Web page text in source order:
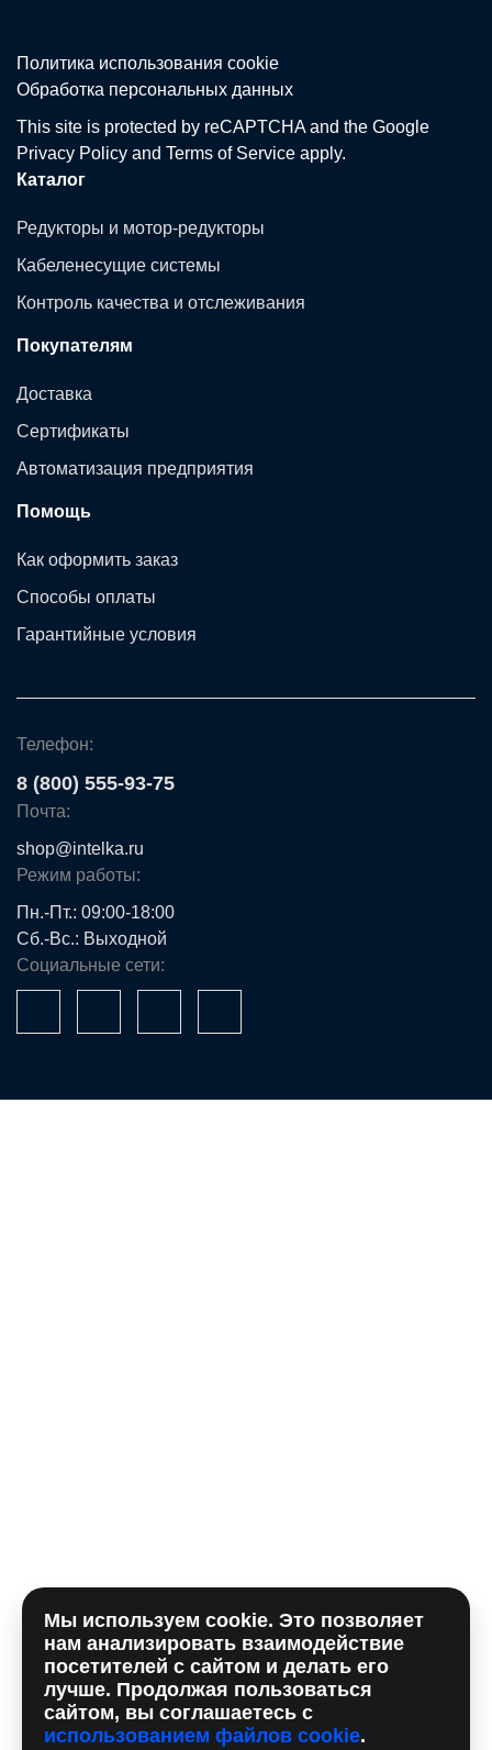
Политика использования сookie
Обработка персональных данных
This site is protected by reCAPTCHA and the Google
Privacy Policy and Terms of Service apply.
Каталог
Редукторы и мотор-редукторы
Кабеленесущие системы
Контроль качества и отслеживания
Покупателям
Доставка
Сертификаты
Автоматизация предприятия
Помощь
Как оформить заказ
Способы оплаты
Гарантийные условия
Телефон:
8 (800) 555-93-75
Почта:
shop@intelka.ru
Режим работы:
Пн.-Пт.: 09:00-18:00
Сб.-Вс.: Выходной
Социальные сети:
Отправляя форму, вы принимаете политику
использования сookieи даете согласие наобработку
персональных данный
Мы используем cookie. Это позволяет
нам анализировать взаимодействие
посетителей с сайтом и делать его
лучше. Продолжая пользоваться
сайтом, вы соглашаетесь с
использованием файлов cookie.